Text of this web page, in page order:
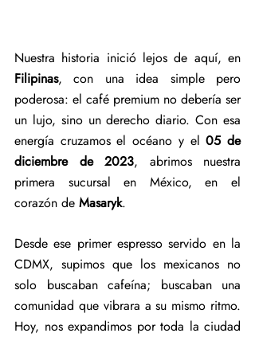
Filipinas, con una idea simple pero
poderosa: el café premium no debería ser
un lujo, sino un derecho diario. Con esa
energía cruzamos el océano y el 05 de
diciembre de 2023, abrimos nuestra
primera sucursal en México, en el
corazón de Masaryk.
Desde ese primer espresso servido en la
CDMX, supimos que los mexicanos no
solo buscaban cafeína; buscaban una
comunidad que vibrara a su mismo ritmo.
Hoy, nos expandimos por toda la ciudad